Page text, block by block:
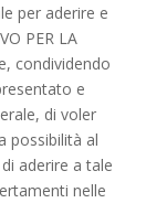
per aderire e
PER LA
condividendo
e
di voler
possibilità al
aderire a tale
nelle